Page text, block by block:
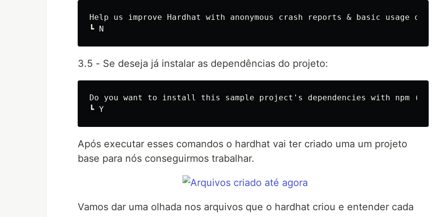
Help us improve Hardhat with anonymous crash reports & basic usage data?
3.5 - Se deseja já instalar as dependências do projeto:
Do you want to install this sample project's dependencies with npm
Após executar esses comandos o hardhat vai ter criado uma um projeto
base para nós conseguirmos trabalhar.
Vamos dar uma olhada nos arquivos que o hardhat criou e entender cada